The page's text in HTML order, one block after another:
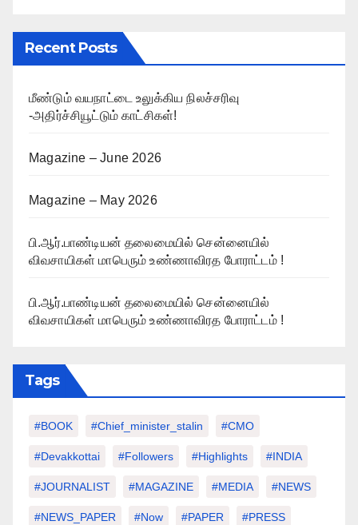
Recent Posts
மீண்டும் வயநாட்டை உலுக்கிய நிலச்சரிவு
-அதிர்ச்சியூட்டும் காட்சிகள்!
Magazine – June 2026
Magazine – May 2026
பி.ஆர்.பாண்டியன் தலைமையில் சென்னையில்
விவசாயிகள் மாபெரும் உண்ணாவிரத போராட்டம் !
பி.ஆர்.பாண்டியன் தலைமையில் சென்னையில்
விவசாயிகள் மாபெரும் உண்ணாவிரத போராட்டம் !
Tags
#BOOK #chief_minister_stalin #CMO
#devakkottai #followers #highlights #INDIA
#JOURNALIST #MAGAZINE #MEDIA #NEWS
#NEWS_PAPER #Now #PAPER #PRESS